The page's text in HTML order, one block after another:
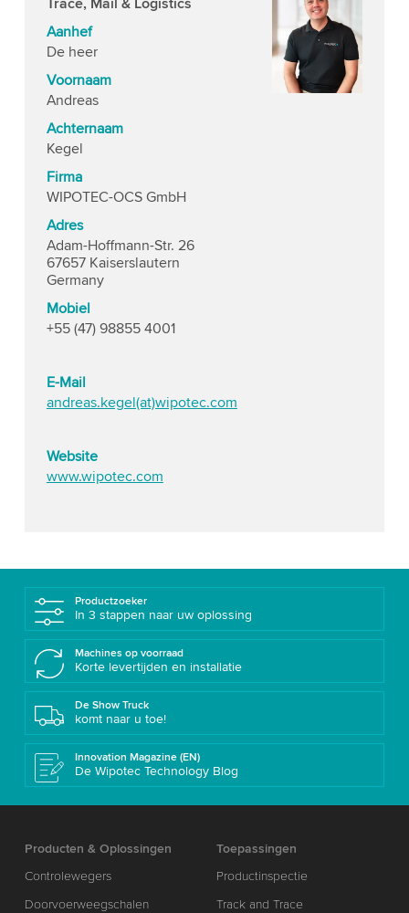
Aanhef
De heer
Voornaam
Andreas
Achternaam
Kegel
Firma
WIPOTEC-OCS GmbH
Adres
Adam-Hoffmann-Str. 26
67657 Kaiserslautern
Germany
Mobiel
+55 (47) 98855 4001
E-Mail
andreas.kegel(at)wipotec.com
Website
www.wipotec.com
Productzoeker
In 3 stappen naar uw oplossing
Machines op voorraad
Korte levertijden en installatie
De Show Truck
komt naar u toe!
Innovation Magazine (EN)
De Wipotec Technology Blog
Producten & Oplossingen
Controlewegers
Doorvoerweegschalen
Toepassingen
Productinspectie
Track and Trace